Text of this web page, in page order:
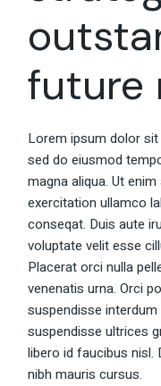
future
Lorem ipsum dolor
sed do eiusmod
magna aliqua. Ut
exercitation ullamco
conseqat. Duis aute
voluptate velit esse
Placerat orci nulla
venenatis urna. Orci
suspendisse
suspendisse ultrices
libero id faucibus nisl.
nibh mauris cursus.